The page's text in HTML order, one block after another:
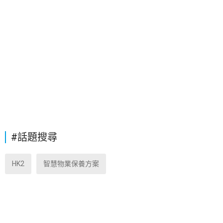
#話題搜尋
HK2 智慧物業保養方案